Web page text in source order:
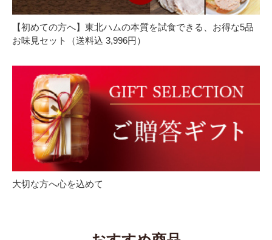
【初めての方へ】東北ハムの本質を試食できる、お得な5品
お味見セット（送料込 3,996円）
大切な方へ心を込めて